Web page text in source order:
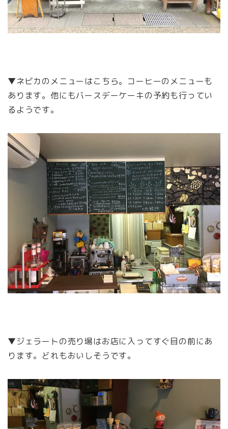
▼ネビカのメニューはこちら。コーヒーのメニューも
あります。他にもバースデーケーキの予約も行ってい
るようです。
▼ジェラートの売り場はお店に入ってすぐ目の前にあ
ります。どれもおいしそうです。